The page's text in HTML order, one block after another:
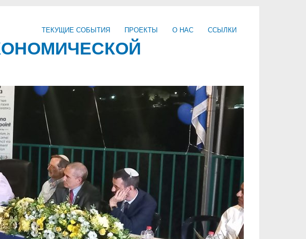
ТЕКУЩИЕ СОБЫТИЯ ПРОЕКТЫ О НАС ССЫЛКИ